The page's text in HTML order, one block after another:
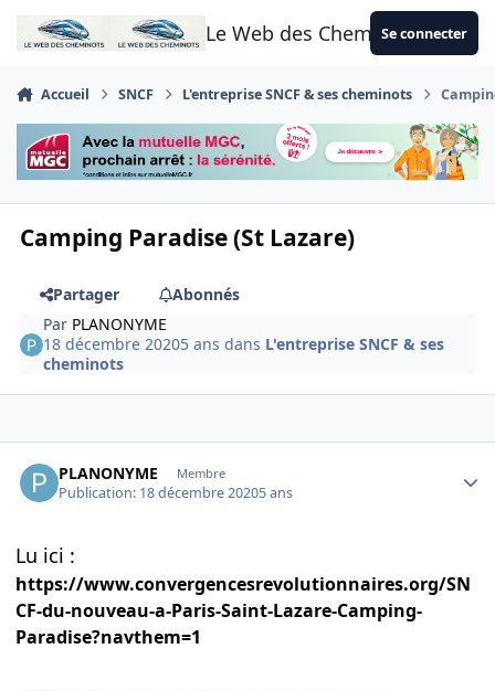
Aller au contenu
Le Web des CheminotsSe connecter
Accueil SNCF L'entreprise SNCF & ses cheminots
Camping Paradise (St Lazare)
Partager
Abonnés
Par PLANONYME
18 décembre 20205 ans dans L'entreprise SNCF & ses
cheminots
PLANONYME Membre
Publication: 18 décembre 20205 ans
Lu ici :
https://www.convergencesrevolutionnaires.org/SN
CF-du-nouveau-a-Paris-Saint-Lazare-Camping-
Paradise?navthem=1